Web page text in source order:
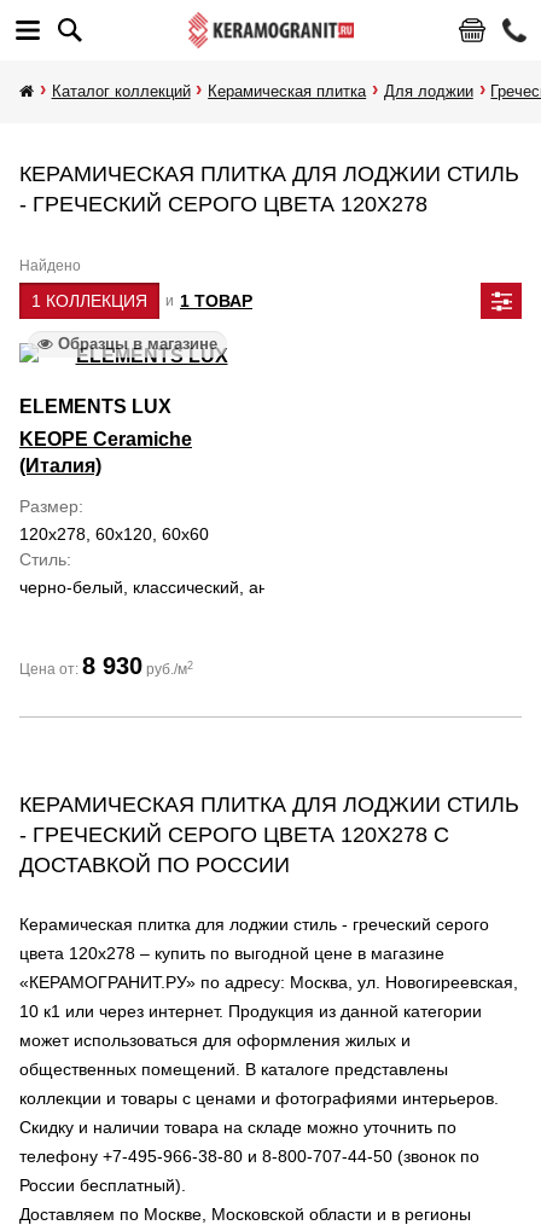
Каталог коллекций Керамическая плитка Для лоджии
КЕРАМИЧЕСКАЯ ПЛИТКА ДЛЯ ЛОДЖИИ СТИЛЬ
- ГРЕЧЕСКИЙ СЕРОГО ЦВЕТА 120Х278
Найдено
1 КОЛЛЕКЦИЯ и 1 ТОВАР
Образцы в магазине
ELEMENTS LUX
KEOPE Ceramiche
(Италия)
Размер
120x278, 60x120, 60x60
Стиль
черно-белый, классический, античный
Цена от: 8 930 руб./м2
КЕРАМИЧЕСКАЯ ПЛИТКА ДЛЯ ЛОДЖИИ СТИЛЬ
- ГРЕЧЕСКИЙ СЕРОГО ЦВЕТА 120Х278 С
ДОСТАВКОЙ ПО РОССИИ
Керамическая плитка для лоджии стиль - греческий серого
цвета 120х278 – купить по выгодной цене в магазине
«КЕРАМОГРАНИТ.РУ» по адресу: Москва, ул. Новогиреевская,
10 к1 или через интернет. Продукция из данной категории
может использоваться для оформления жилых и
общественных помещений. В каталоге представлены
коллекции и товары с ценами и фотографиями интерьеров.
Скидку и наличии товара на складе можно уточнить по
телефону +7-495-966-38-80 и 8-800-707-44-50 (звонок по
России бесплатный).
Доставляем по Москве, Московской области и в регионы